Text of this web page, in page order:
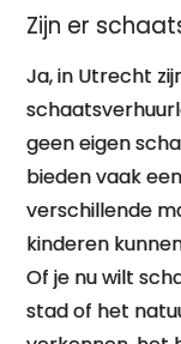
Zijn er
Ja, in Utrecht
geen eigen
bieden vaak
verschillende
kinderen
Of je nu wilt
stad of het